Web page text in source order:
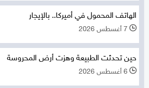
الهاتف المحمول في أميركا.. بالإيجار
l 7 أغسطس 2026
حين تحدثت الطبيعة وهزت أرض المحروسة
l 6 أغسطس 2026